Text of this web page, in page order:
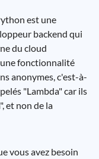
est une
backend qui
du cloud
fonctionnalité
anonymes, c'est-à-
"Lambda" car ils
et non de la
vous avez besoin